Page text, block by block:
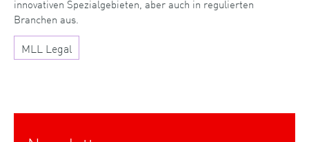
innovativen Spezialgebieten, aber auch in regulierten
Branchen aus.
MLL Legal